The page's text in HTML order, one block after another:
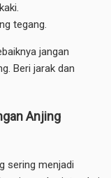
tegang.
jangan
Beri jarak dan
Anjing
sering menjadi